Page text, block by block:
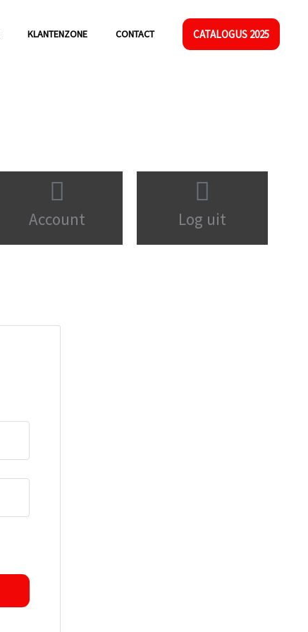
KLANTENZONE CONTACT CATALOGUS 2025
Account Log uit